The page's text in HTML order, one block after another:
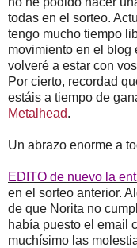
todas en el sorteo.
tengo mucho tiempo
movimiento en el blog
volveré a estar con
Por cierto, recordad
estáis a tiempo de
Metalhead.
Un abrazo enorme a
EDITO de nuevo la
en el sorteo anterior.
de que Norita no
había puesto el email
muchísimo las